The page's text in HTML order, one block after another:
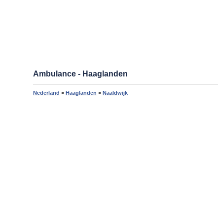
Ambulance - Haaglanden
Nederland > Haaglanden > Naaldwijk